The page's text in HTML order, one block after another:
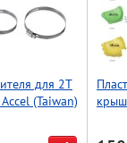
для 2Т
(Taiwan)